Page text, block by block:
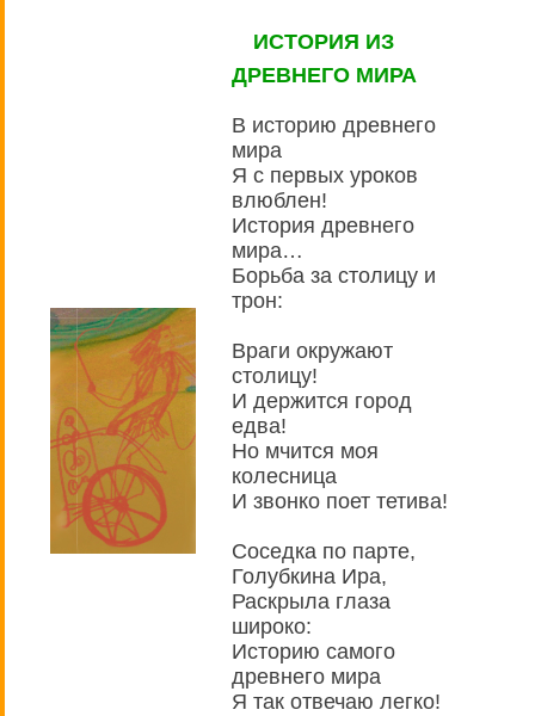
ИСТОРИЯ ИЗ
ДРЕВНЕГО МИРА
В историю древнего
мира
Я с первых уроков
влюблен!
История древнего
мира…
Борьба за столицу и
трон:
Враги окружают
столицу!
И держится город
едва!
Но мчится моя
колесница
И звонко поет тетива!
Соседка по парте,
Голубкина Ира,
Раскрыла глаза
широко:
Историю самого
древнего мира
Я так отвечаю легко!